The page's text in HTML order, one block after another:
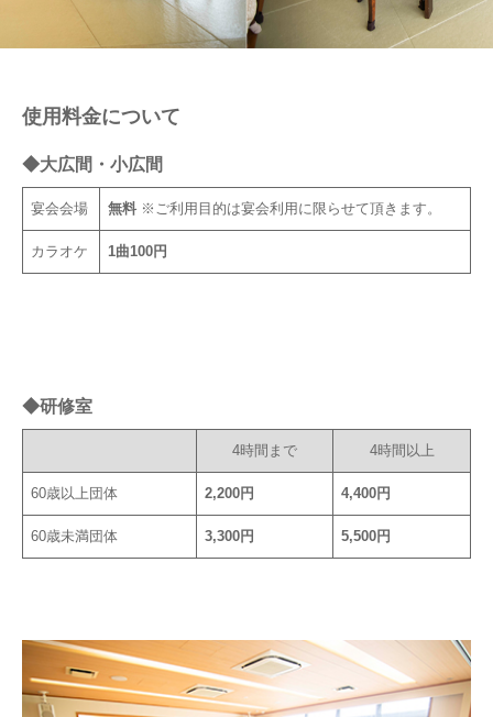
使用料金について
◆大広間・小広間
宴会会場 無料※ご利用目的は宴会利用に限らせて頂きます。
カラオケ 1曲100円
◆研修室
4時間まで 4時間以上
60歳以上団体 2,200円 4,400円
60歳未満団体 3,300円 5,500円
グラウンドゴルフ
利用規約